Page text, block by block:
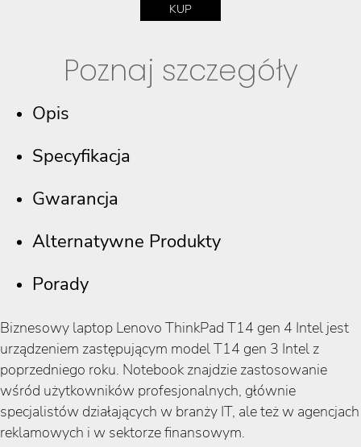
KUP
Poznaj szczegóły
Opis
Specyfikacja
Gwarancja
Alternatywne Produkty
Porady
Biznesowy laptop Lenovo ThinkPad T14 gen 4 Intel jest
urządzeniem zastępującym model T14 gen 3 Intel z
poprzedniego roku. Notebook znajdzie zastosowanie
wśród użytkowników profesjonalnych, głównie
specjalistów działających w branży IT, ale też w agencjach
reklamowych i w sektorze finansowym.